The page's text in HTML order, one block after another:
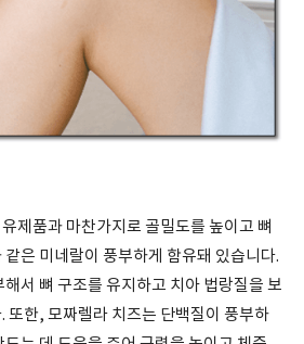
제품과 마찬가지로 골밀도를 높이고 뼈
은 미네랄이 풍부하게 함유돼 있습니다.
서 뼈 구조를 유지하고 치아 법랑질을 보
또한, 모짜렐라 치즈는 단백질이 풍부하